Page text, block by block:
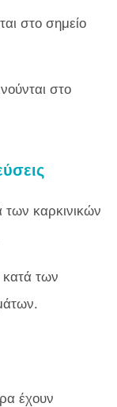
στο σημείο
στο
καρκινικών
των
έχουν